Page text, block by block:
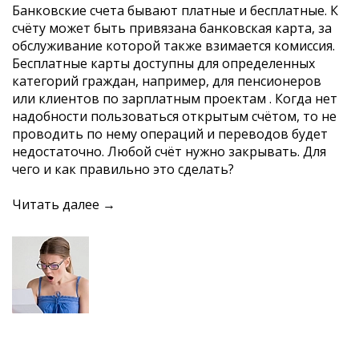
Банковские счета бывают платные и бесплатные. К
счёту может быть привязана банковская карта, за
обслуживание которой также взимается комиссия.
Бесплатные карты доступны для определенных
категорий граждан, например, для пенсионеров
или клиентов по зарплатным проектам . Когда нет
надобности пользоваться открытым счётом, то не
проводить по нему операций и переводов будет
недостаточно. Любой счёт нужно закрывать. Для
чего и как правильно это сделать?
Читать далее →